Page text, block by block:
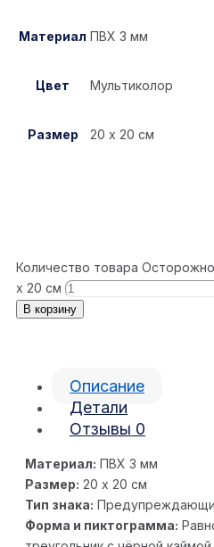
Материал ПВХ 3 мм
Цвет Мультиколор
Размер 20 х 20 см
Количество товара
х 20 см
В корзину
Описание
Детали
Отзывы 0
Материал: ПВХ 3 мм
Размер: 20 х 20 см
Тип знака:
Форма и пиктограмма: